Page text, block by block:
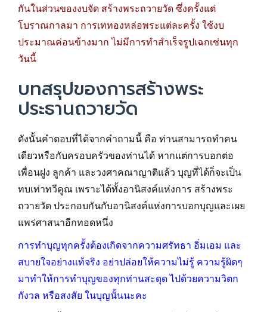
กันในส่วนของงบจัด สร้างพระถวายวัด ซึ่งครั้งแต่
โบราณกาลมา การเททองหล่อพระแต่ละครั้ง ใช้งบ
ประมาณค่อนข้างมาก ไม่มีการทำสำเร็จรูปเฉกเช่นทุก
วันนี้
บทสรุปของการสร้างพระ
ประธานถวายวัด
ดังนั้นคำตอบที่ได้จากคำถามนี้ คือ ท่านสามารถทำคน
เดียวหรือกับครอบครัวของท่านได้ หากแต่การบอกต่อ
เพื่อนฝูง ลูกค้า และวงศาคณาญาติแล้ว บุญที่ได้ก็จะเป็น
ทบเท่าทวีคูณ เพราะได้ทั้งอานิสงค์แห่งการ สร้างพระ
ถวายวัด ประกอบกันกับอานิสงค์แห่งการบอกบุญและเผย
แพร่ศาสนาอีกทอดหนึ่ง
การทำบุญทุกครั้งต้องเกิดจากความศรัทธา อิ่มเอม และ
สบายใจอย่างแท้จริง อย่าปล่อยให้ความไม่รู้ ความรู้ผิดๆ
มาทำให้การทำบุญของทุกท่านสะดุด ไปด้วยความวิตก
กังวล หรือสงสัย ในบุญนั้นนะคะ